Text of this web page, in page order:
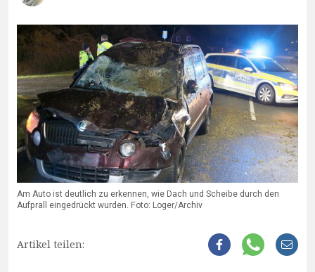
Am Auto ist deutlich zu erkennen, wie Dach und Scheibe durch den
Aufprall eingedrückt wurden. Foto: Loger/Archiv
Artikel teilen: